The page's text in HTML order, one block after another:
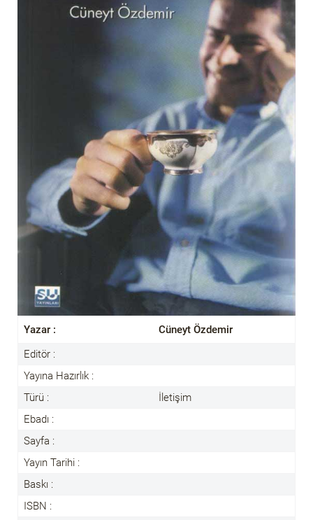
Yazar :
Cüneyt Özdemir
Editör :
Yayına Hazırlık :
Türü :
İletişim
Ebadı :
Sayfa :
Yayın Tarihi :
Baskı :
ISBN :